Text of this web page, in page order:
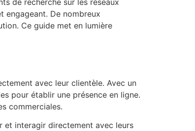
de recherche sur les réseaux
engageant. De nombreux
Ce guide met en lumière
avec leur clientèle. Avec un
pour établir une présence en ligne.
commerciales.
et interagir directement avec leurs